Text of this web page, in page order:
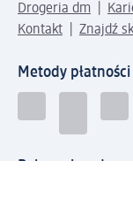
Drogeria dm
Kontakt
Znajdź
Metody płatności
Połącz się z dm